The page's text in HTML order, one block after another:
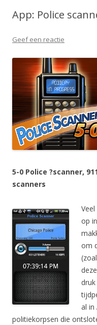
App: Police
Geef een reactie
5-0 Police ?scanner,
scanners
op
om
al in
politiekorpsen die